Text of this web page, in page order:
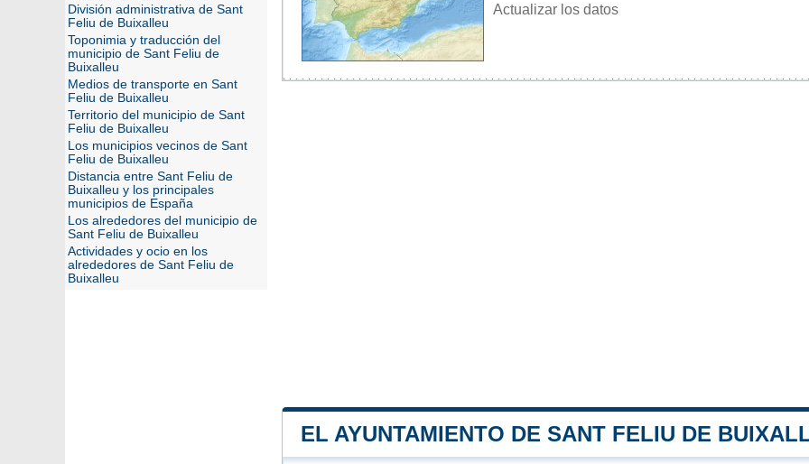
Actualizar los datos
EL AYUNTAMIENTO DE SANT FELIU DE
División administrativa de Sant
Feliu de Buixalleu
Toponimia y traducción del
municipio de Sant Feliu de
Buixalleu
Medios de transporte en Sant
Feliu de Buixalleu
Territorio del municipio de Sant
Feliu de Buixalleu
Los municipios vecinos de Sant
Feliu de Buixalleu
Distancia entre Sant Feliu de
Buixalleu y los principales
municipios de España
Los alrededores del municipio de
Sant Feliu de Buixalleu
Actividades y ocio en los
alrededores de Sant Feliu de
Buixalleu